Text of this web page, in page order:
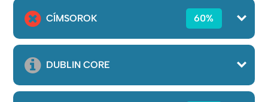
CÍMSOROK 60%
DUBLIN CORE